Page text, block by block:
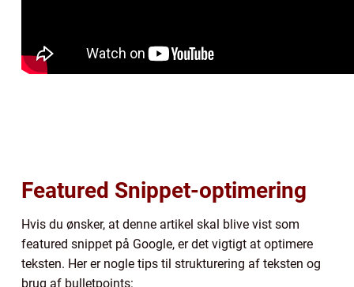
Featured Snippet-optimering
Hvis du ønsker, at denne artikel skal blive vist som
featured snippet på Google, er det vigtigt at optimere
teksten. Her er nogle tips til strukturering af teksten og
brug af bulletpoints: